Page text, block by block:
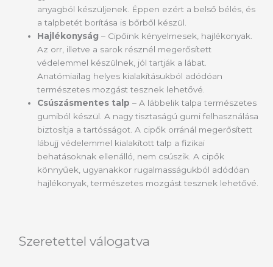
anyagból készüljenek. Éppen ezért a belső bélés, és
a talpbetét borítása is bőrből készül.
Hajlékonyság– Cipőink kényelmesek, hajlékonyak.
Az orr, illetve a sarok résznél megerősített
védelemmel készülnek, jól tartják a lábat.
Anatómiailag helyes kialakításukból adódóan
természetes mozgást tesznek lehetővé.
Csúszásmentes talp– A lábbelik talpa természetes
gumiból készül. A nagy tisztaságú gumi felhasználása
biztosítja a tartósságot. A cipők orránál megerősített
lábujj védelemmel kialakított talp a fizikai
behatásoknak ellenálló, nem csúszik. A cipők
könnyűek, ugyanakkor rugalmasságukból adódóan
hajlékonyak, természetes mozgást tesznek lehetővé.
Szeretettel válogatva